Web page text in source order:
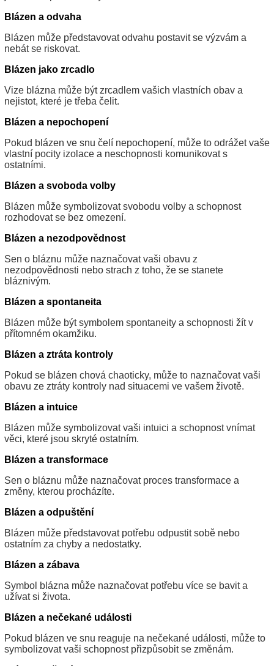
Blázen a odvaha
Blázen může představovat odvahu postavit se výzvám a
nebát se riskovat.
Blázen jako zrcadlo
Vize blázna může být zrcadlem vašich vlastních obav a
nejistot, které je třeba čelit.
Blázen a nepochopení
Pokud blázen ve snu čelí nepochopení, může to odrážet vaše
vlastní pocity izolace a neschopnosti komunikovat s
ostatními.
Blázen a svoboda volby
Blázen může symbolizovat svobodu volby a schopnost
rozhodovat se bez omezení.
Blázen a nezodpovědnost
Sen o bláznu může naznačovat vaši obavu z
nezodpovědnosti nebo strach z toho, že se stanete
bláznivým.
Blázen a spontaneita
Blázen může být symbolem spontaneity a schopnosti žít v
přítomném okamžiku.
Blázen a ztráta kontroly
Pokud se blázen chová chaoticky, může to naznačovat vaši
obavu ze ztráty kontroly nad situacemi ve vašem životě.
Blázen a intuice
Blázen může symbolizovat vaši intuici a schopnost vnímat
věci, které jsou skryté ostatním.
Blázen a transformace
Sen o bláznu může naznačovat proces transformace a
změny, kterou procházíte.
Blázen a odpuštění
Blázen může představovat potřebu odpustit sobě nebo
ostatním za chyby a nedostatky.
Blázen a zábava
Symbol blázna může naznačovat potřebu více se bavit a
užívat si života.
Blázen a nečekané události
Pokud blázen ve snu reaguje na nečekané události, může to
symbolizovat vaši schopnost přizpůsobit se změnám.